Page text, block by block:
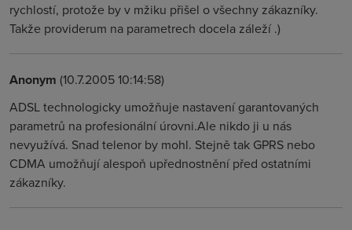
rychlostí, protože by v mžiku přišel o všechny zákazníky.
Takže providerum na parametrech docela záleží .)
Anonym (10.7.2005 10:14:58)
ADSL technologicky umožňuje nastavení garantovaných
parametrů na profesionální úrovni.Ale nikdo ji u nás
nevyužívá. Snad telenor by mohl. Stejně tak GPRS nebo
CDMA umožňují alespoň upřednostnění před ostatními
zákazníky.